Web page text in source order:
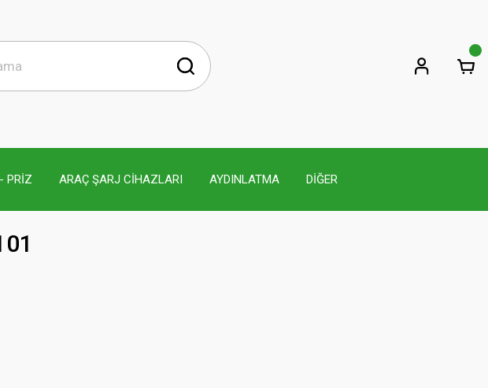
PRİZ ARAÇ ŞARJ CİHAZLARI AYDINLATMA DİĞER